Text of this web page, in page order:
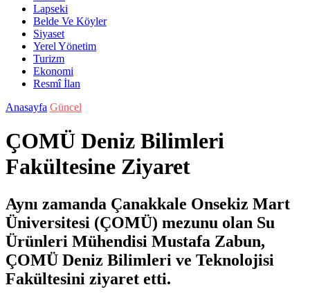
Lapseki
Belde Ve Köyler
Siyaset
Yerel Yönetim
Turizm
Ekonomi
Resmî İlan
Anasayfa Güncel
ÇOMÜ Deniz Bilimleri
Fakültesine Ziyaret
Aynı zamanda Çanakkale Onsekiz Mart
Üniversitesi (ÇOMÜ) mezunu olan Su
Ürünleri Mühendisi Mustafa Zabun,
ÇOMÜ Deniz Bilimleri ve Teknolojisi
Fakültesini ziyaret etti.